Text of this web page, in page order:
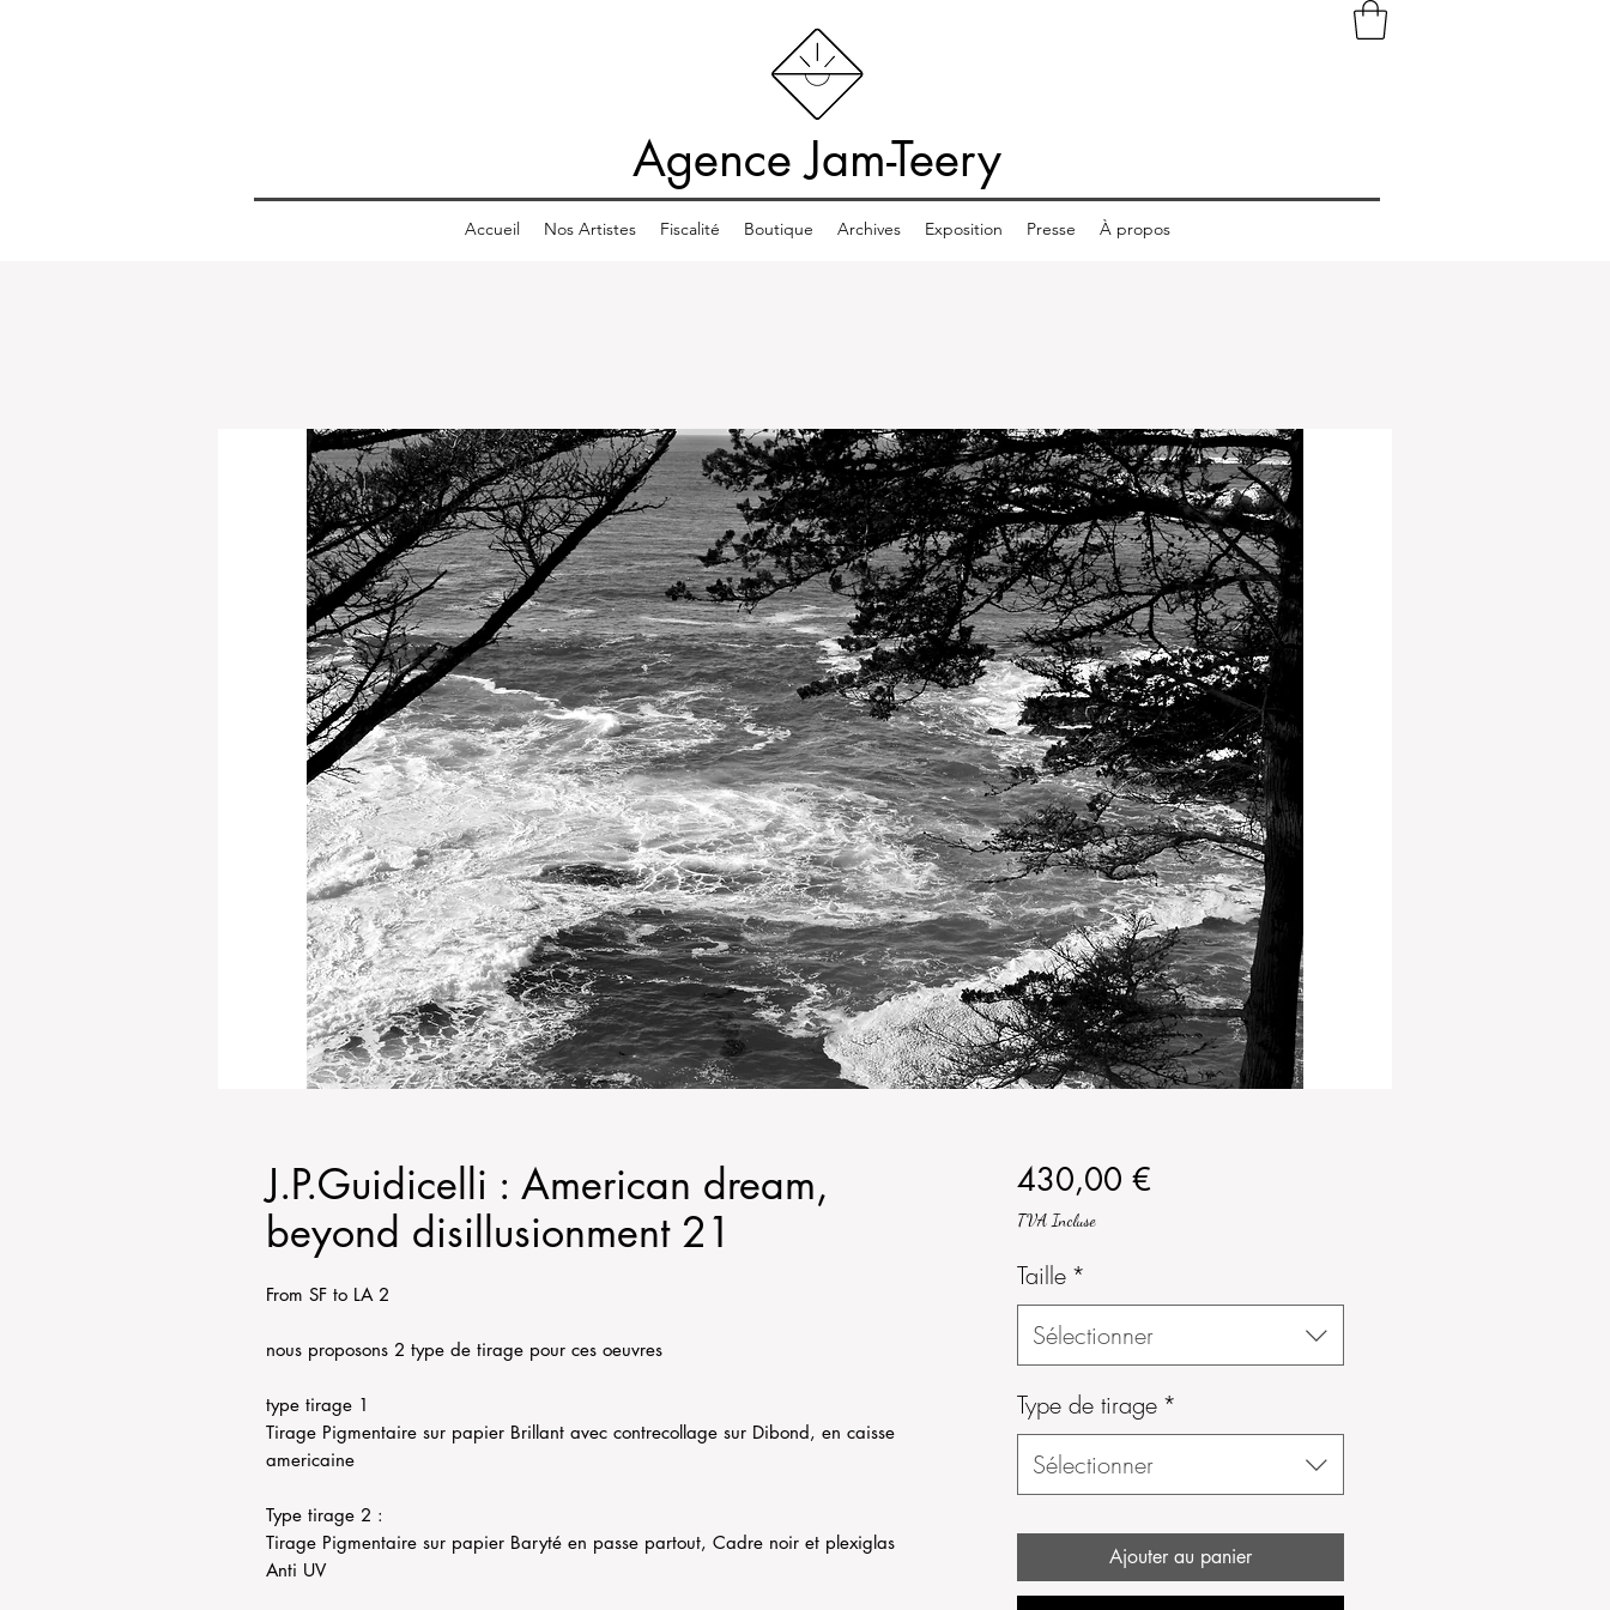
Agence Jam-Teery
Accueil Nos Artistes Fiscalité Boutique Archives Exposition Presse À propos
J.P.Guidicelli : American dream,
beyond disillusionment 21
From SF to LA 2
nous proposons 2 type de tirage pour ces oeuvres
type tirage 1
Tirage Pigmentaire sur papier Brillant avec contrecollage sur Dibond, en caisse
americaine
Type tirage 2 :
Tirage Pigmentaire sur papier Baryté en passe partout, Cadre noir et plexiglas
Anti UV
430,00 €Prix
TVA Incluse
Taille *
Sélectionner
Type de tirage *
Sélectionner
Ajouter au panier